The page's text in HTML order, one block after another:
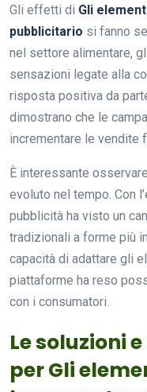
Gli effetti di Gli
pubblicitario si fanno
nel settore alimentare,
sensazioni legate alla
risposta positiva da
dimostrano che le
incrementare le vendite
È interessante
evoluto nel tempo. Con
pubblicità ha visto un
tradizionali a forme più
capacità di adattare gli
piattaforme ha reso
con i consumatori.
Le soluzioni
per Gli